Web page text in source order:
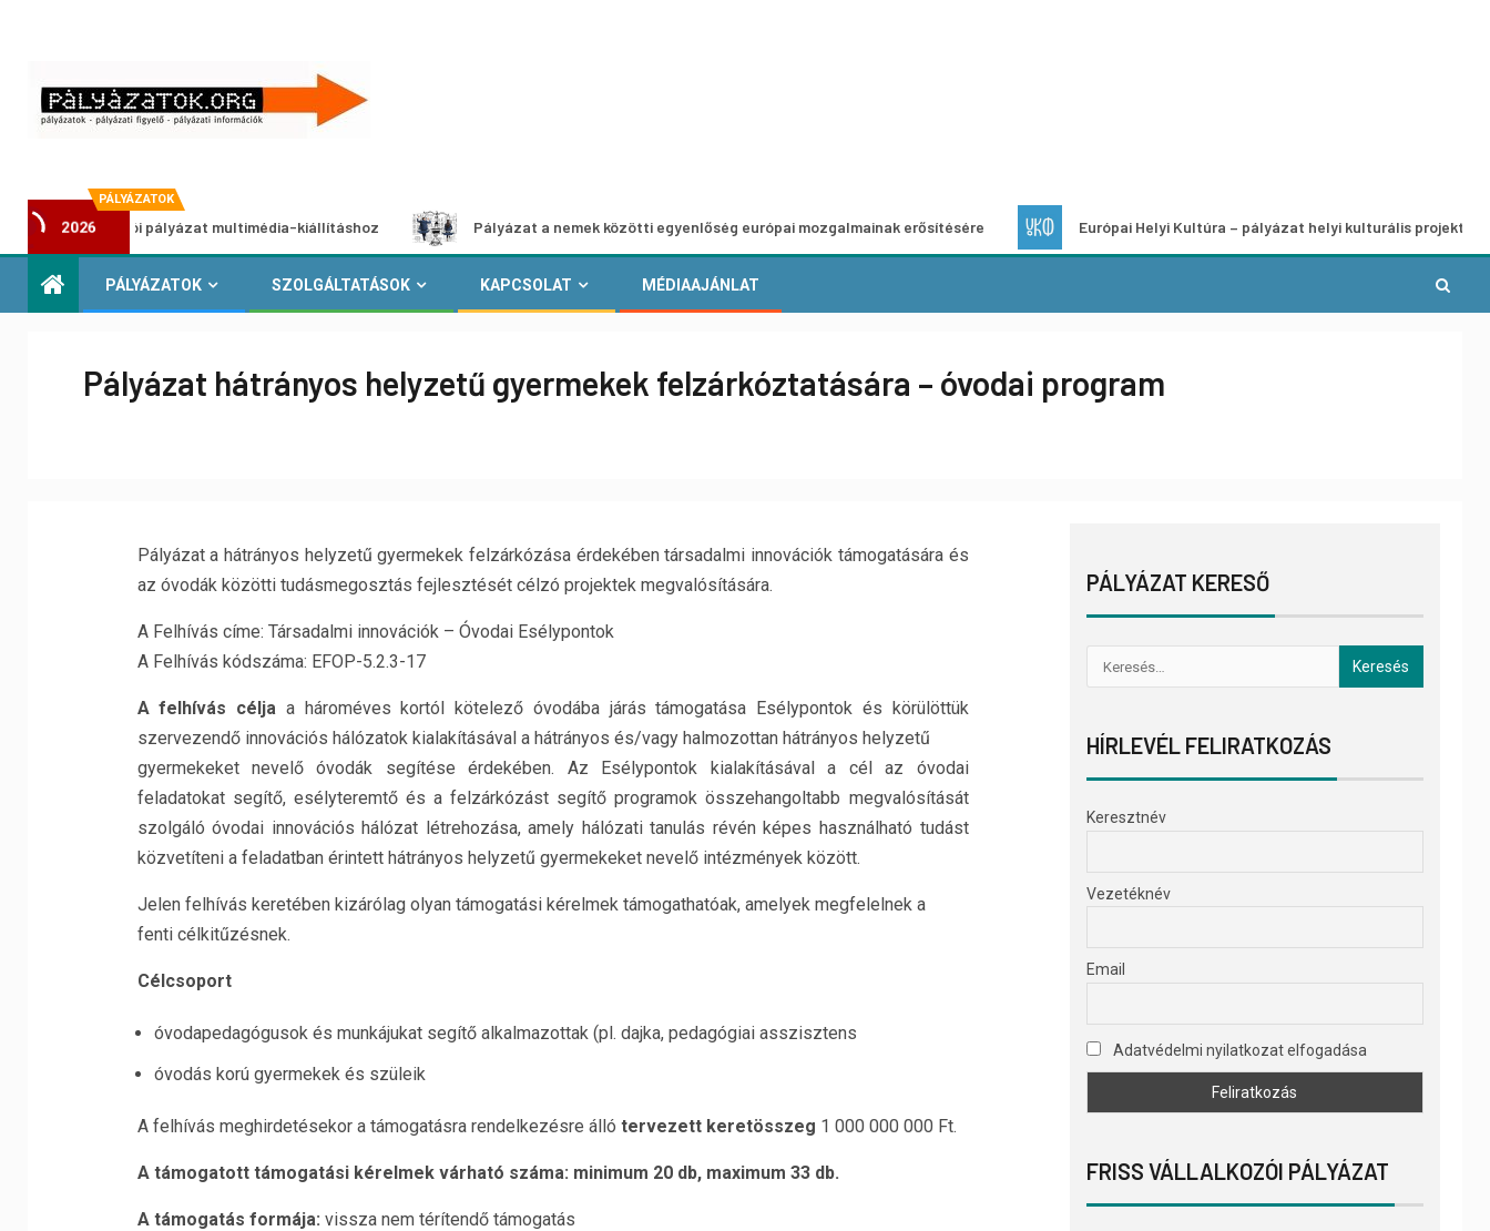
PÁLYÁZATOK
2026
Alkotói pályázat multimédia-kiállításhoz Pályázat a nemek közötti egyenlőség európai mozgalmainak erősítésére Európai Helyi Kultúra – pályázat helyi kulturális projektek
PÁLYÁZATOK SZOLGÁLTATÁSOK KAPCSOLAT MÉDIAAJÁNLAT
Pályázat hátrányos helyzetű gyermekek felzárkóztatására – óvodai program
Pályázat a hátrányos helyzetű gyermekek felzárkózása érdekében társadalmi innovációk támogatására és
az óvodák közötti tudásmegosztás fejlesztését célzó projektek megvalósítására.
A Felhívás címe: Társadalmi innovációk – Óvodai Esélypontok
A Felhívás kódszáma: EFOP-5.2.3-17
A felhívás célja a hároméves kortól kötelező óvodába járás támogatása Esélypontok és körülöttük
szervezendő innovációs hálózatok kialakításával a hátrányos és/vagy halmozottan hátrányos helyzetű
gyermekeket nevelő óvodák segítése érdekében. Az Esélypontok kialakításával a cél az óvodai
feladatokat segítő, esélyteremtő és a felzárkózást segítő programok összehangoltabb megvalósítását
szolgáló óvodai innovációs hálózat létrehozása, amely hálózati tanulás révén képes használható tudást
közvetíteni a feladatban érintett hátrányos helyzetű gyermekeket nevelő intézmények között.
Jelen felhívás keretében kizárólag olyan támogatási kérelmek támogathatóak, amelyek megfelelnek a
fenti célkitűzésnek.
Célcsoport
óvodapedagógusok és munkájukat segítő alkalmazottak (pl. dajka, pedagógiai asszisztens
óvodás korú gyermekek és szüleik
A felhívás meghirdetésekor a támogatásra rendelkezésre álló tervezett keretösszeg 1 000 000 000 Ft.
A támogatott támogatási kérelmek várható száma: minimum 20 db, maximum 33 db.
A támogatás formája: vissza nem térítendő támogatás
PÁLYÁZAT KERESŐ
HÍRLEVÉL FELIRATKOZÁS
Keresztnév
Vezetéknév
Email
Adatvédelmi nyilatkozat elfogadása
FRISS VÁLLALKOZÓI PÁLYÁZAT